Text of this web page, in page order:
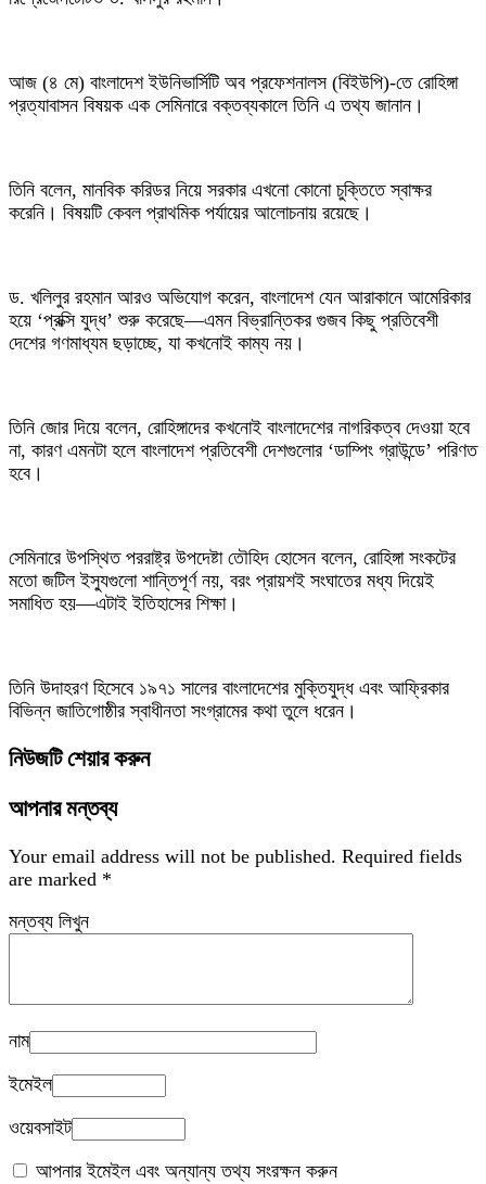
আজ (৪ মে) বাংলাদেশ ইউনিভার্সিটি অব প্রফেশনালস (বিইউপি)-তে রোহিঙ্গা
প্রত্যাবাসন বিষয়ক এক সেমিনারে বক্তব্যকালে তিনি এ তথ্য জানান।
তিনি বলেন, মানবিক করিডর নিয়ে সরকার এখনো কোনো চুক্তিতে স্বাক্ষর
করেনি। বিষয়টি কেবল প্রাথমিক পর্যায়ের আলোচনায় রয়েছে।
ড. খলিলুর রহমান আরও অভিযোগ করেন, বাংলাদেশ যেন আরাকানে আমেরিকার
হয়ে ‘প্রক্সি যুদ্ধ’ শুরু করেছে—এমন বিভ্রান্তিকর গুজব কিছু প্রতিবেশী
দেশের গণমাধ্যম ছড়াচ্ছে, যা কখনোই কাম্য নয়।
তিনি জোর দিয়ে বলেন, রোহিঙ্গাদের কখনোই বাংলাদেশের নাগরিকত্ব দেওয়া হবে
না, কারণ এমনটা হলে বাংলাদেশ প্রতিবেশী দেশগুলোর ‘ডাম্পিং গ্রাউন্ডে’ পরিণত
হবে।
সেমিনারে উপস্থিত পররাষ্ট্র উপদেষ্টা তৌহিদ হোসেন বলেন, রোহিঙ্গা সংকটের
মতো জটিল ইস্যুগুলো শান্তিপূর্ণ নয়, বরং প্রায়শই সংঘাতের মধ্য দিয়েই
সমাধিত হয়—এটাই ইতিহাসের শিক্ষা।
তিনি উদাহরণ হিসেবে ১৯৭১ সালের বাংলাদেশের মুক্তিযুদ্ধ এবং আফ্রিকার
বিভিন্ন জাতিগোষ্ঠীর স্বাধীনতা সংগ্রামের কথা তুলে ধরেন।
নিউজটি শেয়ার করুন
আপনার মন্তব্য
Your email address will not be published. Required fields
are marked *
মন্তব্য লিখুন
নাম
ইমেইল
ওয়েবসাইট
আপনার ইমেইল এবং অন্যান্য তথ্য সংরক্ষন করুন